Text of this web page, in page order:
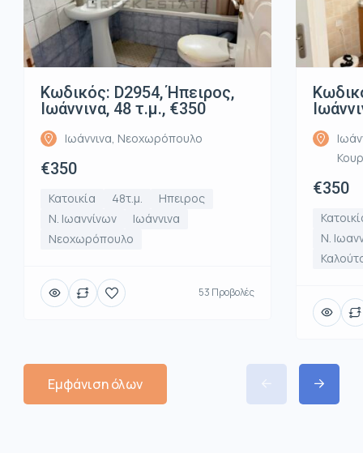
Κωδικός: D2954, Ήπειρος,
Ιωάννινα, 48 τ.μ., €350
Ιωάννινα, Νεοχωρόπουλο
€350
Κατοικία 48τ.μ.
Ηπειρος
Ν. Ιωαννίνων
Ιωάννινα
Νεοχωρόπουλο
53 Προβολές
€350
Ν.
Εμφάνιση όλων